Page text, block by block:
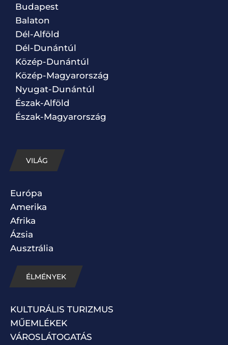
Budapest
Balaton
Dél-Alföld
Dél-Dunántúl
Közép-Dunántúl
Közép-Magyarország
Nyugat-Dunántúl
Észak-Alföld
Észak-Magyarország
VILÁG
Európa
Amerika
Afrika
Ázsia
Ausztrália
ÉLMÉNYEK
KULTURÁLIS TURIZMUS
MŰEMLÉKEK
VÁROSLÁTOGATÁS